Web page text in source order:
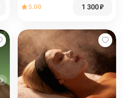
5.00 1 300₽